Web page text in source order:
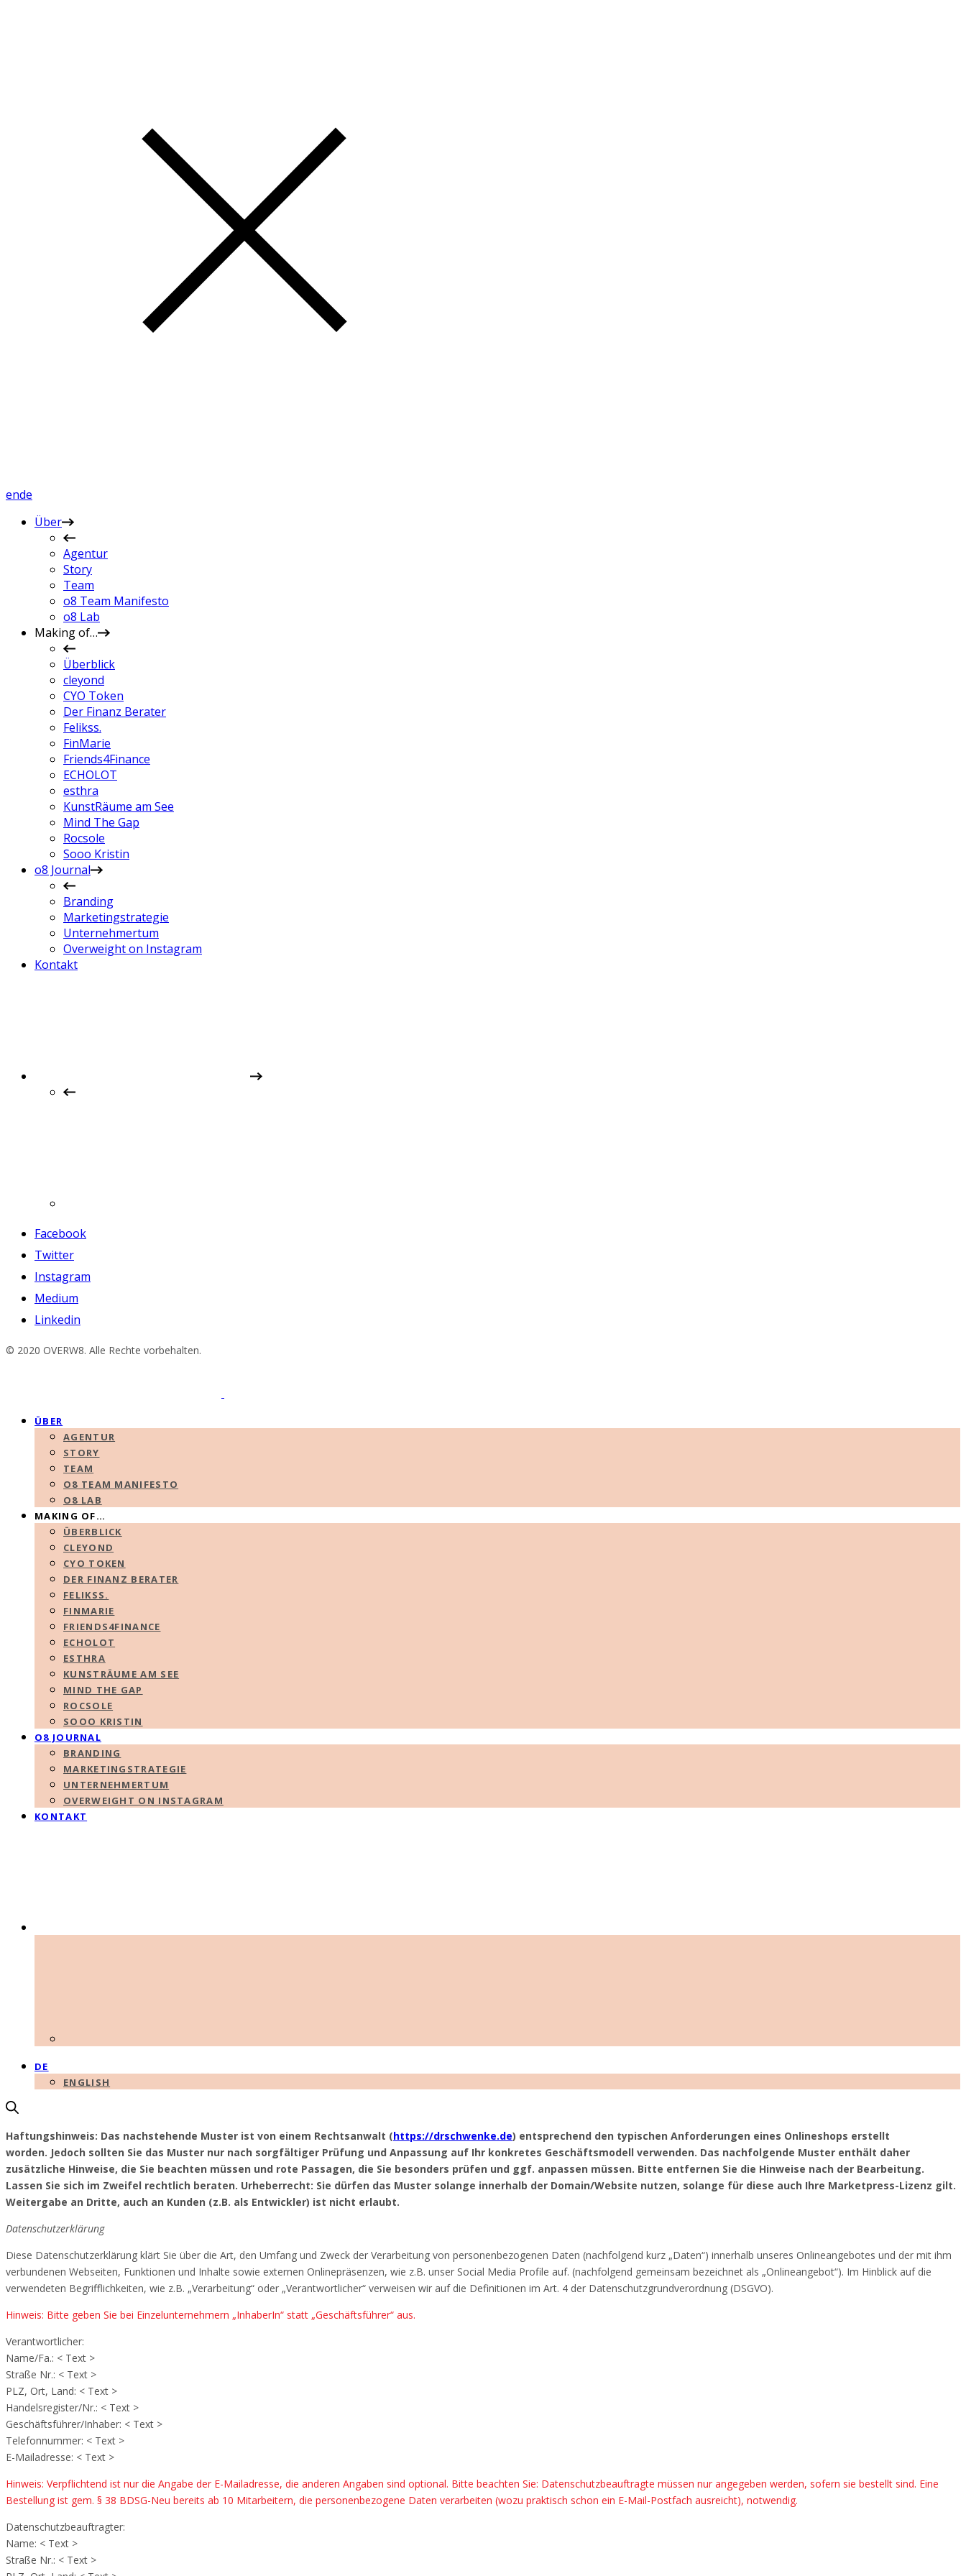
ende
Über
Agentur
Story
Team
o8 Team Manifesto
o8 Lab
Making of…
Überblick
cleyond
CYO Token
Der Finanz Berater
Felikss.
FinMarie
Friends4Finance
ECHOLOT
esthra
KunstRäume am See
Mind The Gap
Rocsole
Sooo Kristin
o8 Journal
Branding
Marketingstrategie
Unternehmertum
Overweight on Instagram
Kontakt
Facebook
Twitter
Instagram
Medium
Linkedin
© 2020 OVERW8. Alle Rechte vorbehalten.
ÜBER
AGENTUR
STORY
TEAM
O8 TEAM MANIFESTO
O8 LAB
MAKING OF…
ÜBERBLICK
CLEYOND
CYO TOKEN
DER FINANZ BERATER
FELIKSS.
FINMARIE
FRIENDS4FINANCE
ECHOLOT
ESTHRA
KUNSTRÄUME AM SEE
MIND THE GAP
ROCSOLE
SOOO KRISTIN
O8 JOURNAL
BRANDING
MARKETINGSTRATEGIE
UNTERNEHMERTUM
OVERWEIGHT ON INSTAGRAM
KONTAKT
DE
ENGLISH
Haftungshinweis: Das nachstehende Muster ist von einem Rechtsanwalt (https://drschwenke.de) entsprechend den typischen Anforderungen eines Onlineshops erstellt
worden. Jedoch sollten Sie das Muster nur nach sorgfältiger Prüfung und Anpassung auf Ihr konkretes Geschäftsmodell verwenden. Das nachfolgende Muster enthält daher
zusätzliche Hinweise, die Sie beachten müssen und rote Passagen, die Sie besonders prüfen und ggf. anpassen müssen. Bitte entfernen Sie die Hinweise nach der Bearbeitung.
Lassen Sie sich im Zweifel rechtlich beraten. Urheberrecht: Sie dürfen das Muster solange innerhalb der Domain/Website nutzen, solange für diese auch Ihre Marketpress-Lizenz gilt.
Weitergabe an Dritte, auch an Kunden (z.B. als Entwickler) ist nicht erlaubt.
Datenschutzerklärung
Diese Datenschutzerklärung klärt Sie über die Art, den Umfang und Zweck der Verarbeitung von personenbezogenen Daten (nachfolgend kurz „Daten“) innerhalb unseres Onlineangebotes und der mit ihm
verbundenen Webseiten, Funktionen und Inhalte sowie externen Onlinepräsenzen, wie z.B. unser Social Media Profile auf. (nachfolgend gemeinsam bezeichnet als „Onlineangebot“). Im Hinblick auf die
verwendeten Begrifflichkeiten, wie z.B. „Verarbeitung“ oder „Verantwortlicher“ verweisen wir auf die Definitionen im Art. 4 der Datenschutzgrundverordnung (DSGVO).
Hinweis: Bitte geben Sie bei Einzelunternehmern „InhaberIn“ statt „Geschäftsführer“ aus.
Verantwortlicher:
Name/Fa.: < Text >
Straße Nr.: < Text >
PLZ, Ort, Land: < Text >
Handelsregister/Nr.: < Text >
Geschäftsführer/Inhaber: < Text >
Telefonnummer: < Text >
E-Mailadresse: < Text >
Hinweis: Verpflichtend ist nur die Angabe der E-Mailadresse, die anderen Angaben sind optional. Bitte beachten Sie: Datenschutzbeauftragte müssen nur angegeben werden, sofern sie bestellt sind. Eine
Bestellung ist gem. § 38 BDSG-Neu bereits ab 10 Mitarbeitern, die personenbezogene Daten verarbeiten (wozu praktisch schon ein E-Mail-Postfach ausreicht), notwendig.
Datenschutzbeauftragter:
Name: < Text >
Straße Nr.: < Text >